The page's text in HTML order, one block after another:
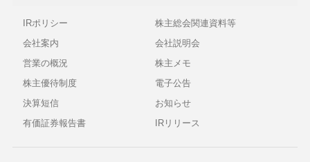
IRポリシー
会社案内
営業の概況
株主優待制度
決算短信
有価証券報告書
株主総会関連資料等
会社説明会
株主メモ
電子公告
お知らせ
IRリリース